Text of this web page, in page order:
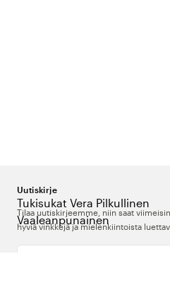
Tukisukat Vera Pilkullinen
Vaaleanpunainen
Uutiskirje
Tilaa uutiskirjeemme, niin saat
hyviä vinkkejä ja mielenkiintoista
Kirjoita sähköpostiosoitteesi